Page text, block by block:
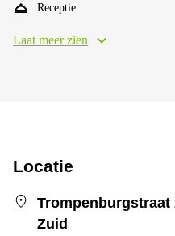
Receptie
Laat meer zien
Locatie
Trompenburgstraat
Zuid